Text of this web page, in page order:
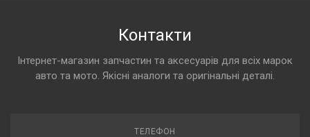
Контакти
Інтернет-магазин запчастин та аксесуарів для всіх марок
авто та мото. Якісні аналоги та оригінальні деталі.
ТЕЛЕФОН